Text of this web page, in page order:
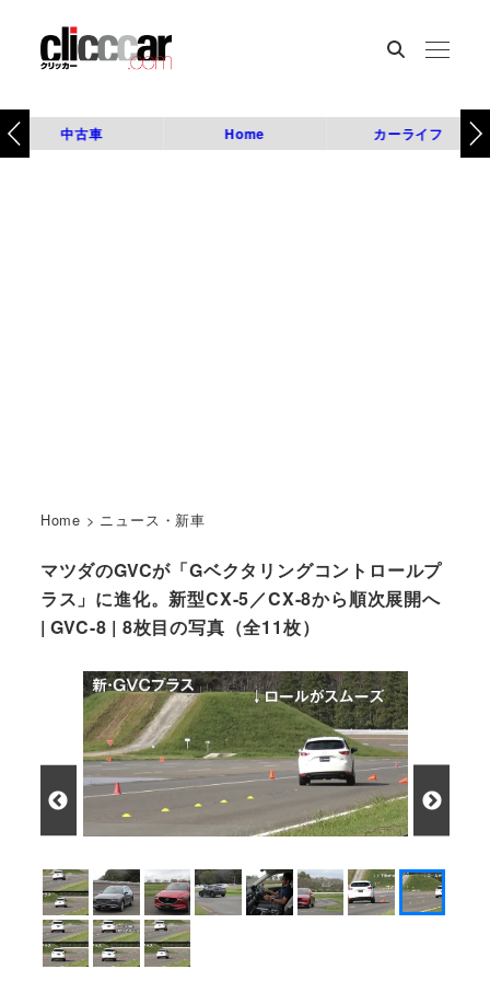
中古車 Home カーライフ
Home > ニュース・新車
マツダのGVCが「Gベクタリングコントロールプ
ラス」に進化。新型CX-5／CX-8から順次展開へ
| GVC-8 | 8枚目の写真（全11枚）